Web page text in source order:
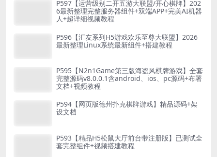
P597【运营级别二开五游大联盟/开心棋牌】202
6最新整理完整服务器组件+双端APP+完美AI机器
人+超详细视频教程
P596【汇友系列H5游戏欢乐至尊大联盟】2026
最新整理Linux系统最新组件+搭建教程
P595【N2n1Game第三版海盗风棋牌游戏】全套
完整源码v8.0.0.1含android、ios、pc源码+布署
文档+视频教程
P594【网页版德州扑克棋牌游戏】精品源码+架
设文档
P593【精品H5松鼠大厅前台带注册版】已测试全
套完整组件+视频搭建教程